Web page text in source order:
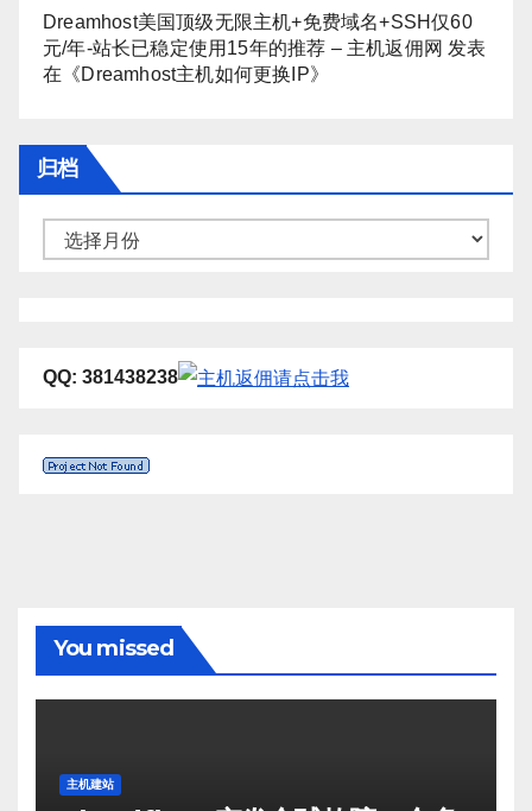
Dreamhost美国顶级无限主机+免费域名+SSH仅60
元/年-站长已稳定使用15年的推荐 – 主机返佣网 发表
在《Dreamhost主机如何更换IP》
归档
QQ: 381438238
You missed
主机建站